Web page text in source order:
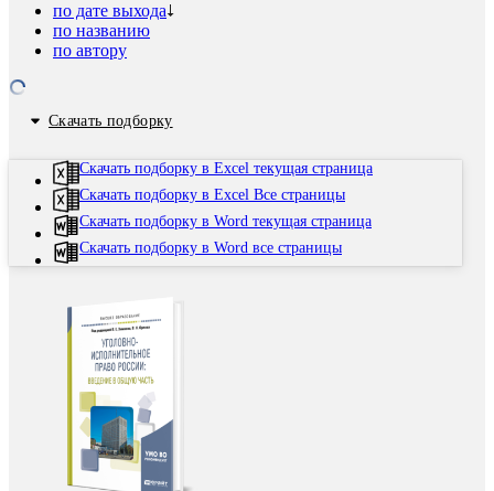
по дате выхода
по названию
по автору
Скачать подборку
Скачать подборку в Excel текущая страница
Скачать подборку в Excel Все страницы
Скачать подборку в Word текущая страница
Скачать подборку в Word все страницы